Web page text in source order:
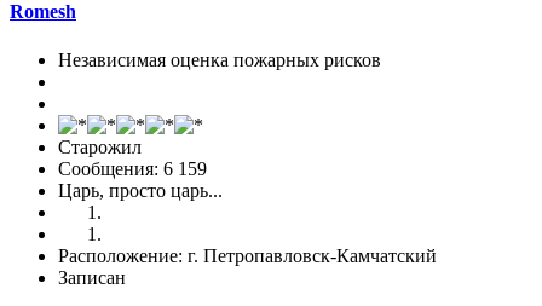
Romesh
Независимая оценка пожарных рисков
Старожил
Сообщения: 6 159
Царь, просто царь...
Расположение: г. Петропавловск-Камчатский
Записан